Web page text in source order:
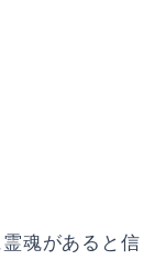
魂があると信